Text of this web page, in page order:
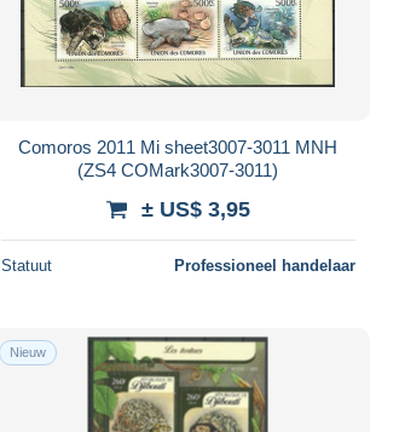
Comoros 2011 Mi sheet3007-3011 MNH
(ZS4 COMark3007-3011)
± US$ 3,95
Statuut Professioneel handelaar
Nieuw